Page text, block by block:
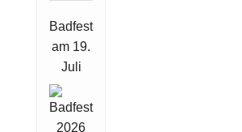
Badfest
am 19.
Juli